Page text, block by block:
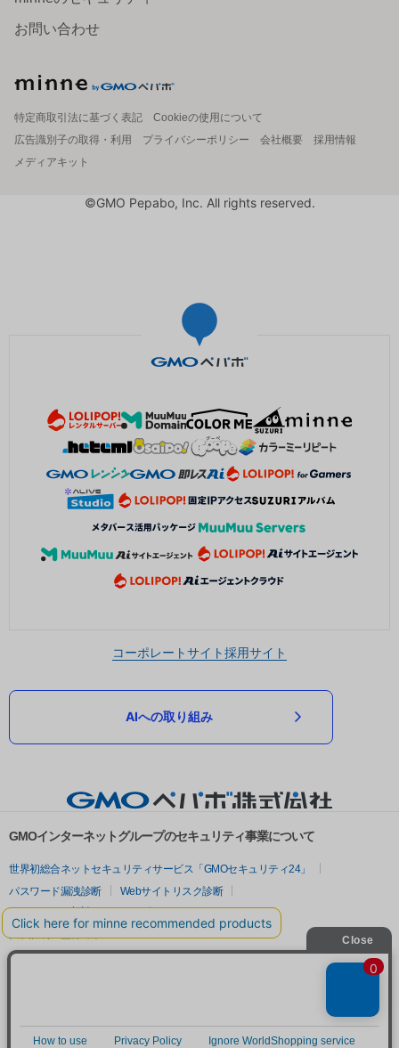
お問い合わせ
特定商取引法に基づく表記
Cookieの使用について
広告識別子の取得・利用
プライバシーポリシー 会社概要
採用情報
メディアキット
©GMO Pepabo, Inc. All rights reserved.
コーポレートサイト採用サイト
AIへの取り組み
GMOインターネットグループのセキュリティ事業について
世界初総合ネットセキュリティサービス「GMOセキュリティ24」
パスワード漏洩診断
Webサイトリスク診断
セキュリティ相談AIチャットボット
実在証明・盗聴対策
サイバー攻撃対策（GMOサイバーセキュリティ byイエラエ）